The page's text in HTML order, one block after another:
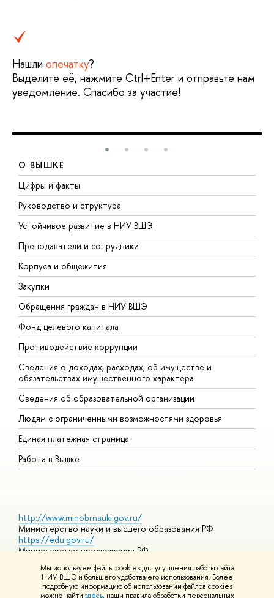
Мы используем файлы cookies для улучшения работы сайта
НИУ ВШЭ и большего удобства его использования. Более
подробную информацию об использовании файлов cookies
можно найти здесь, наши правила обработки персональных
Нашли опечатку?
Выделите её, нажмите Ctrl+Enter и отправьте нам
уведомление. Спасибо за участие!
О ВЫШКЕ
Цифры и факты
Руководство и структура
Устойчивое развитие в НИУ ВШЭ
Преподаватели и сотрудники
Корпуса и общежития
Закупки
Обращения граждан в НИУ ВШЭ
Фонд целевого капитала
Противодействие коррупции
Сведения о доходах, расходах, об имуществе и
обязательствах имущественного характера
Сведения об образовательной организации
Людям с ограниченными возможностями здоровья
Единая платежная страница
Работа в Вышке
http://www.minobrnauki.gov.ru/
Министерство науки и высшего образования РФ
https://edu.gov.ru/
Министерство просвещения РФ
https://elearning.hse.ru/mooc
Массовые открытые онлайн-курсы